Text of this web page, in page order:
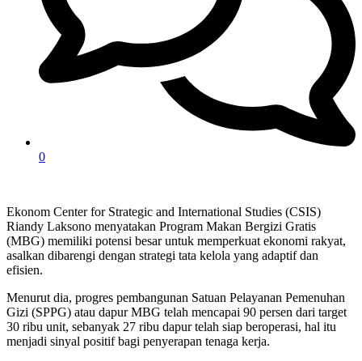
0
Ekonom Center for Strategic and International Studies (CSIS)
Riandy Laksono menyatakan Program Makan Bergizi Gratis
(MBG) memiliki potensi besar untuk memperkuat ekonomi rakyat,
asalkan dibarengi dengan strategi tata kelola yang adaptif dan
efisien.
Menurut dia, progres pembangunan Satuan Pelayanan Pemenuhan
Gizi (SPPG) atau dapur MBG telah mencapai 90 persen dari target
30 ribu unit, sebanyak 27 ribu dapur telah siap beroperasi, hal itu
menjadi sinyal positif bagi penyerapan tenaga kerja.